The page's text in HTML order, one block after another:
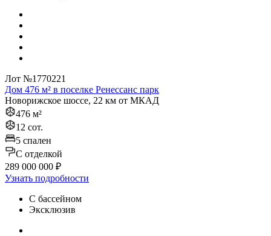
Лот №1770221
Дом 476 м² в поселке Ренессанс парк
Новорижское шоссе, 22 км от МКАД
476 м²
12 сот.
5 спален
C отделкой
289 000 000 ₽
Узнать подробности
С бассейном
Эксклюзив